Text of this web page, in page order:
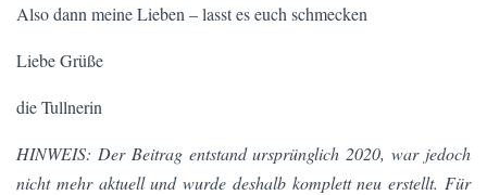
Also dann meine Lieben – lasst es euch schmecken
Liebe Grüße
die Tullnerin
HINWEIS: Der Beitrag entstand ursprünglich 2020, war jedoch
nicht mehr aktuell und wurde deshalb komplett neu erstellt. Für